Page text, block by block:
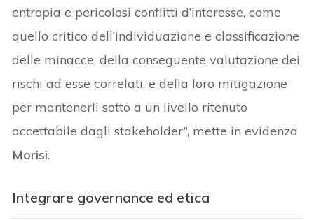
entropia e pericolosi conflitti d’interesse, come
quello critico dell’individuazione e classificazione
delle minacce, della conseguente valutazione dei
rischi ad esse correlati, e della loro mitigazione
per mantenerli sotto a un livello ritenuto
accettabile dagli stakeholder”, mette in evidenza
Morisi.
Integrare governance ed etica